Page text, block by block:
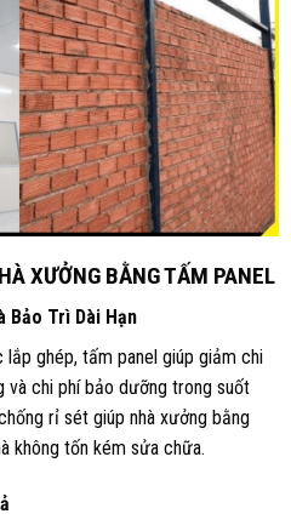
XƯỞNG BẰNG TẤM PANEL
Bảo Trì Dài Hạn
lắp ghép, tấm panel giúp giảm chi
và chi phí bảo dưỡng trong suốt
rỉ sét giúp nhà xưởng bằng
không tốn kém sửa chữa.